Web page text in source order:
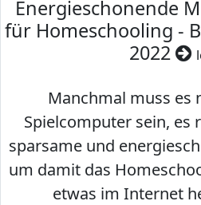
Energieschonende
für Homeschooling -
2022
Manchmal muss es
Spielcomputer sein, es
sparsame und
um damit das
etwas im Internet